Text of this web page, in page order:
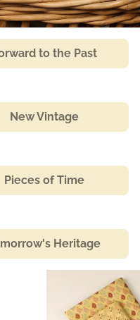
to the Past
New Vintage
Pieces of Time
Heritage